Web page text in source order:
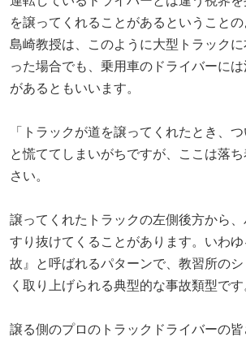
を譲ってくれることがあるということ
島崎教授は、このように大型トラック
った場合でも、乗用車のドライバーに
があるともいいます。
「トラックが道を譲ってくれたとき、つ
と慌ててしまいがちですが、ここは落
さい。
譲ってくれたトラックの左側後方から
すり抜けてくることがあります。いわ
故』と呼ばれるパターンで、教習所の
く取り上げられる典型的な事故類型です
譲る側のプロのトラックドライバーの